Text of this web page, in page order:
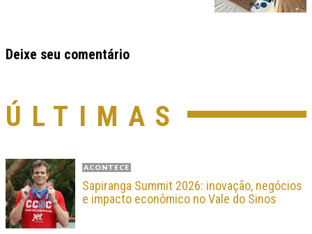
Deixe seu comentário
ÚLTIMAS
ACONTECE
Sapiranga Summit 2026: inovação, negócios
e impacto econômico no Vale do Sinos